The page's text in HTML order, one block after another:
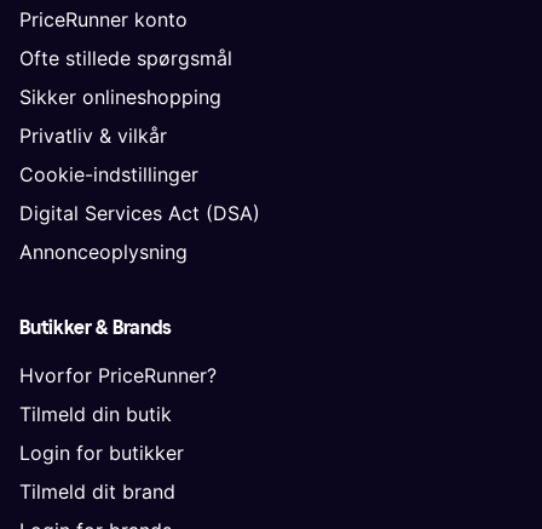
PriceRunner konto
Ofte stillede spørgsmål
Sikker onlineshopping
Privatliv & vilkår
Cookie-indstillinger
Digital Services Act (DSA)
Annonceoplysning
Butikker & Brands
Hvorfor PriceRunner?
Tilmeld din butik
Login for butikker
Tilmeld dit brand